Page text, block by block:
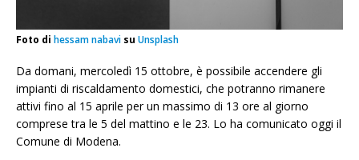
Foto di hessam nabavi su Unsplash
Da domani, mercoledì 15 ottobre, è possibile accendere gli
impianti di riscaldamento domestici, che potranno rimanere
attivi fino al 15 aprile per un massimo di 13 ore al giorno
comprese tra le 5 del mattino e le 23. Lo ha comunicato oggi il
Comune di Modena.